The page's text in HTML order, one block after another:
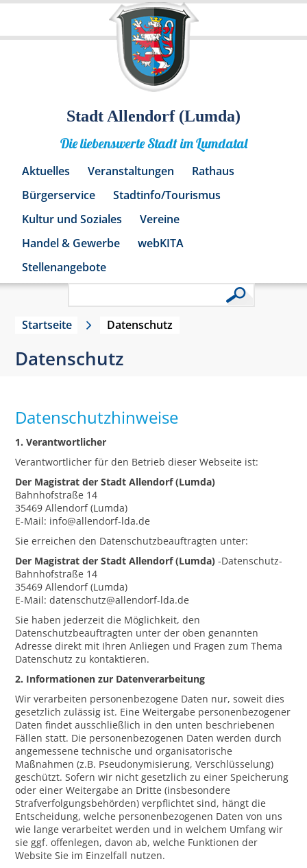
Stadt Allendorf (Lumda)
Die liebenswerte Stadt im Lumdatal
Aktuelles Veranstaltungen
Rathaus
Bürgerservice
Stadtinfo/Tourismus
Kultur und Soziales
Vereine
Handel & Gewerbe
webKITA
Stellenangebote
Startseite Datenschutz
Datenschutz
Datenschutzhinweise
1. Verantwortlicher
Verantwortlicher für den Betrieb dieser Webseite ist:
Der Magistrat der Stadt Allendorf (Lumda)
Bahnhofstraße 14
35469 Allendorf (Lumda)
E-Mail: info@allendorf-lda.de
Sie erreichen den Datenschutzbeauftragten unter:
Der Magistrat der Stadt Allendorf (Lumda) -Datenschutz-
Bahnhofstraße 14
35469 Allendorf (Lumda)
E-Mail: datenschutz@allendorf-lda.de
Sie haben jederzeit die Möglichkeit, den
Datenschutzbeauftragten unter der oben genannten
Adresse direkt mit Ihren Anliegen und Fragen zum Thema
Datenschutz zu kontaktieren.
2. Informationen zur Datenverarbeitung
Wir verarbeiten personenbezogene Daten nur, soweit dies
gesetzlich zulässig ist. Eine Weitergabe personenbezogener
Daten findet ausschließlich in den unten beschriebenen
Fällen statt. Die personenbezogenen Daten werden durch
angemessene technische und organisatorische
Maßnahmen (z.B. Pseudonymisierung, Verschlüsselung)
geschützt. Sofern wir nicht gesetzlich zu einer Speicherung
oder einer Weitergabe an Dritte (insbesondere
Strafverfolgungsbehörden) verpflichtet sind, hängt die
Entscheidung, welche personenbezogenen Daten von uns
wie lange verarbeitet werden und in welchem Umfang wir
sie ggf. offenlegen, davon ab, welche Funktionen der
Website Sie im Einzelfall nutzen.